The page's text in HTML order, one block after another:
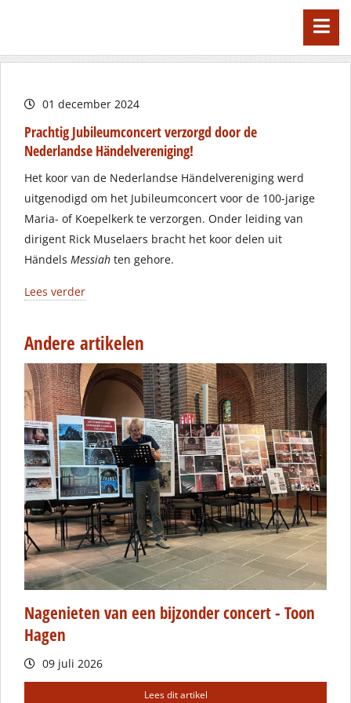
01 december 2024
Prachtig Jubileumconcert verzorgd door de
Nederlandse Händelvereniging!
Het koor van de Nederlandse Händelvereniging werd
uitgenodigd om het Jubileumconcert voor de 100-jarige
Maria- of Koepelkerk te verzorgen. Onder leiding van
dirigent Rick Muselaers bracht het koor delen uit
Händels Messiah ten gehore.
Lees verder
Andere artikelen
Nagenieten van een bijzonder concert - Toon
Hagen
09 juli 2026
Lees dit artikel